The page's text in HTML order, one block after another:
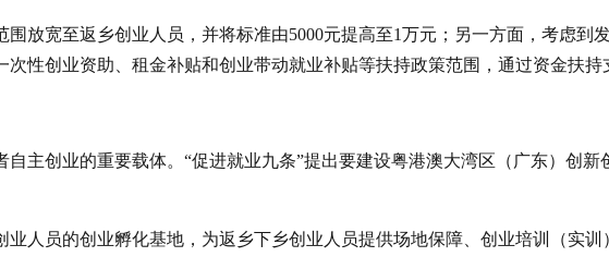
放宽至返乡创业人员，并将标准由5000元提高至1万元；另一方面，考虑
性创业资助、租金补贴和创业带动就业补贴等扶持政策范围，通过资金扶持
主创业的重要载体。“促进就业九条”提出要建设粤港澳大湾区（广东）创
业人员的创业孵化基地，为返乡下乡创业人员提供场地保障、创业培训（实